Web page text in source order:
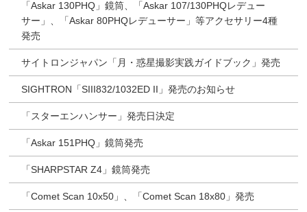
「Askar 130PHQ」鏡筒、「Askar 107/130PHQレデュー
サー」、「Askar 80PHQレデューサー」等アクセサリー4種
発売
サイトロンジャパン「月・惑星撮影実践ガイドブック」発売
SIGHTRON「SIII832/1032ED II」発売のお知らせ
「スターエンハンサー」発売日決定
「Askar 151PHQ」鏡筒発売
「SHARPSTAR Z4」鏡筒発売
「Comet Scan 10x50」、「Comet Scan 18x80」発売